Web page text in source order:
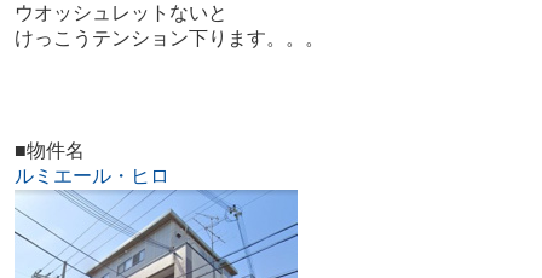
ウオッシュレットないと
けっこうテンション下ります。。。
■物件名
ルミエール・ヒロ